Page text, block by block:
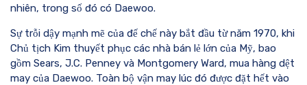
nhiên, trong số đó có Daewoo.
Sự trỗi dậy mạnh mẽ của đế chế này bắt đầu từ năm 1970, khi
Chủ tịch Kim thuyết phục các nhà bán lẻ lớn của Mỹ, bao
gồm Sears, J.C. Penney và Montgomery Ward, mua hàng dệt
may của Daewoo. Toàn bộ vận may lúc đó được đặt hết vào